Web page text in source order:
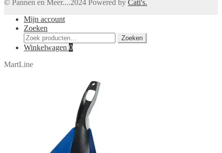
© Pannen en Meer....2024 Powered by Cati's.
Mijn account
Zoeken
Zoeken
naar:
Zoeken
Winkelwagen 0
MartLine